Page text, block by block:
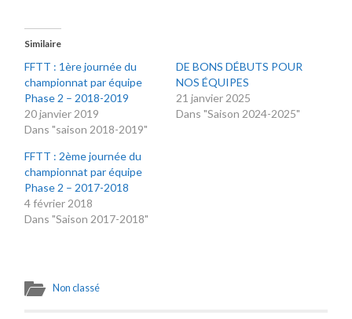
Similaire
FFTT : 1ère journée du
championnat par équipe
Phase 2 – 2018-2019
20 janvier 2019
Dans "saison 2018-2019"
DE BONS DÉBUTS POUR
NOS ÉQUIPES
21 janvier 2025
Dans "Saison 2024-2025"
FFTT : 2ème journée du
championnat par équipe
Phase 2 – 2017-2018
4 février 2018
Dans "Saison 2017-2018"
Non classé